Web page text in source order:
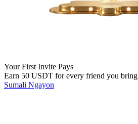
Your First Invite Pays
Earn 50 USDT for every friend you bring
Sumali Ngayon